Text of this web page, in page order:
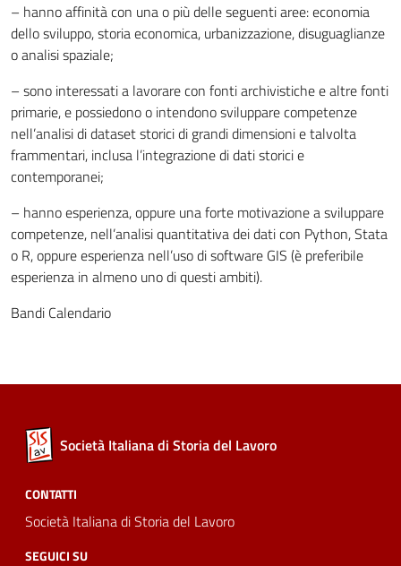
– hanno affinità con una o più delle seguenti aree: economia
dello sviluppo, storia economica, urbanizzazione, disuguaglianze
o analisi spaziale;
– sono interessati a lavorare con fonti archivistiche e altre fonti
primarie, e possiedono o intendono sviluppare competenze
nell’analisi di dataset storici di grandi dimensioni e talvolta
frammentari, inclusa l’integrazione di dati storici e
contemporanei;
– hanno esperienza, oppure una forte motivazione a sviluppare
competenze, nell’analisi quantitativa dei dati con Python, Stata
o R, oppure esperienza nell’uso di software GIS (è preferibile
esperienza in almeno uno di questi ambiti).
Bandi Calendario
Società Italiana di Storia del Lavoro
CONTATTI
Società Italiana di Storia del Lavoro
SEGUICI SU